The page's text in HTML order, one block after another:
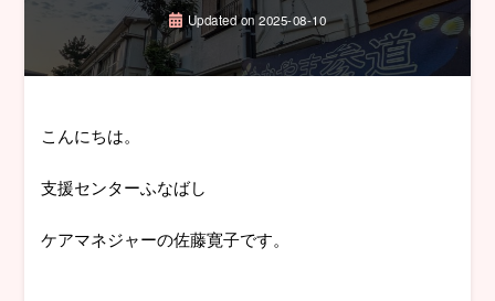
Updated on2025-08-10
こんにちは。
支援センターふなばし
ケアマネジャーの佐藤寛子です。